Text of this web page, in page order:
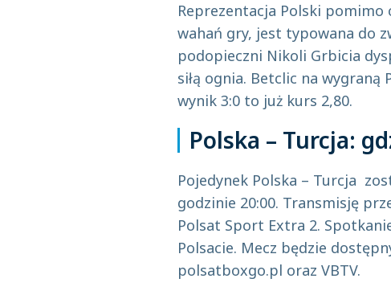
Reprezentacja Polski pomimo
wahań gry, jest typowana do
podopieczni Nikoli Grbicia
siłą ognia. Betclic na wygraną
wynik 3:0 to już kurs 2,80.
Polska – Turcja:
Pojedynek Polska – Turcja
godzinie 20:00. Transmisję
Polsat Sport Extra 2.
Polsacie. Mecz będzie
polsatboxgo.pl oraz VBTV.